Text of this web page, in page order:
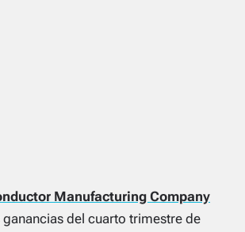
Manufacturing Company
del cuarto trimestre de